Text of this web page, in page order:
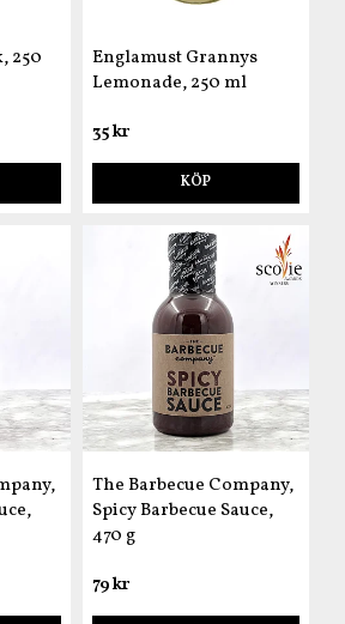
250
Englamust Grannys
Lemonade, 250 ml
35 kr
KÖP
The Barbecue Company,
Spicy Barbecue Sauce,
470 g
79 kr